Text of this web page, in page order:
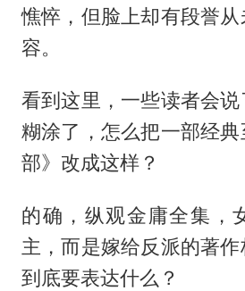
憔悴，但脸上却有段誉
容。
看到这里，一些读者会
糊涂了，怎么把一部经
部》改成这样？
的确，纵观金庸全集，
主，而是嫁给反派的著
到底要表达什么？